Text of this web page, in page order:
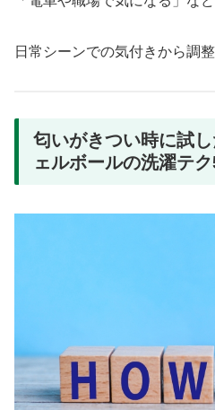
日常シーンでの気付きから調
匂いがきつい時に試
ェルボールの洗濯テ